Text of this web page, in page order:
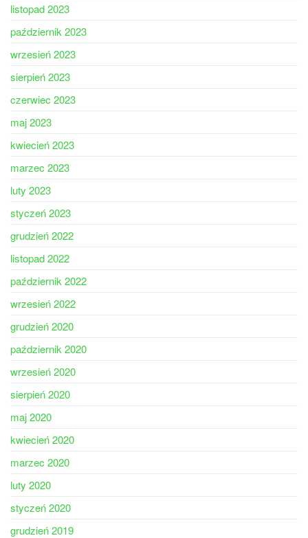
listopad 2023
październik 2023
wrzesień 2023
sierpień 2023
czerwiec 2023
maj 2023
kwiecień 2023
marzec 2023
luty 2023
styczeń 2023
grudzień 2022
listopad 2022
październik 2022
wrzesień 2022
grudzień 2020
październik 2020
wrzesień 2020
sierpień 2020
maj 2020
kwiecień 2020
marzec 2020
luty 2020
styczeń 2020
grudzień 2019